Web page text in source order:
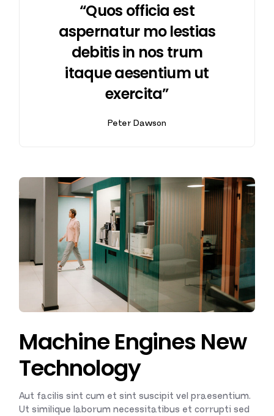
“Quos officia est
aspernatur mo lestias
debitis in nos trum
itaque aesentium ut
exercita”
Peter Dawson
Machine Engines New
Technology
Aut facilis sint cum et sint suscipit vel praesentium.
Ut similique laborum necessitatibus et corrupti sed